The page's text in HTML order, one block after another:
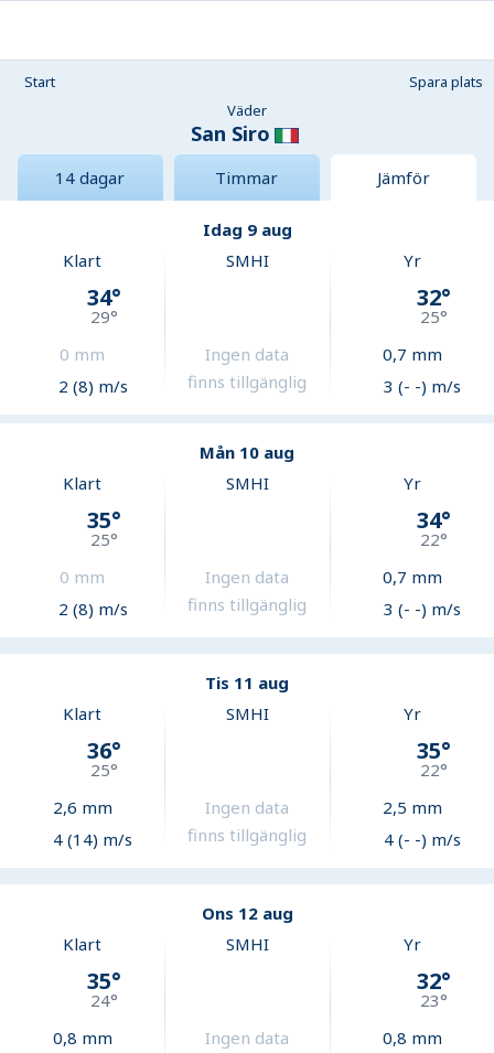
Start
Spara plats
Väder
San Siro
14 dagar Timmar Jämför
Idag 9 aug
Klart
34°
29°
0 mm
2 (8) m/s
SMHI
Ingen data
finns tillgänglig
Yr
32°
25°
0,7 mm
3 (- -) m/s
Mån 10 aug
Klart
35°
25°
0 mm
2 (8) m/s
SMHI
Ingen data
finns tillgänglig
Yr
34°
22°
0,7 mm
3 (- -) m/s
Tis 11 aug
Klart
36°
25°
2,6 mm
4 (14) m/s
SMHI
Ingen data
finns tillgänglig
Yr
35°
22°
2,5 mm
4 (- -) m/s
Ons 12 aug
Klart
35°
24°
0,8 mm
SMHI
Ingen data
Yr
32°
23°
0,8 mm